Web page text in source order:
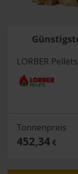
LORBER
Tonnenpreis
452,34€